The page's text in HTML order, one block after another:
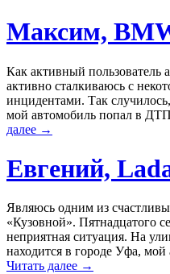
Максим,
Как активный пользователь
активно сталкиваюсь с
инцидентами. Так
мой автомобиль попал в
далее →
Евгений,
Являюсь одним из
«Кузовной». Пятнадцатого
неприятная ситуация. На
находится в городе Уфа, мой
Читать далее →